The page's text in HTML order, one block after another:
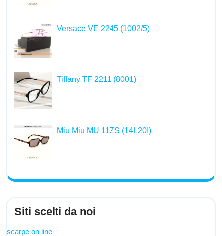
Versace VE 2245 (1002/5)
Tiffany TF 2211 (8001)
Miu Miu MU 11ZS (14L20I)
Siti scelti da noi
scarpe on line